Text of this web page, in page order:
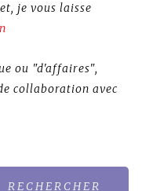
je vous laisse
ou "d'affaires",
collaboration avec